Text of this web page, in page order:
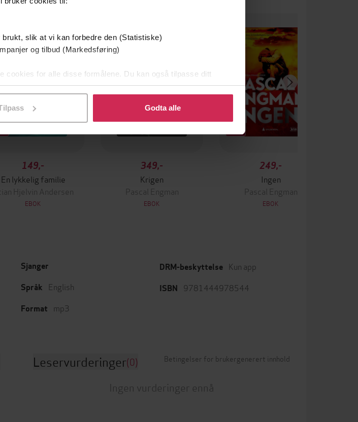
slik at vi kan forbedre den (Statistiske)
og tilbud (Markedsføring)
cookies for alle disse formålene. Du kan også tilpasse ditt
kan når som helst trekke tilbake eller endre ditt samtykke.
Godta alle
149,-
En lykkelig familie
Hjelvin Andersen
EBOK
349,-
Krigen
Pascal Engman
EBOK
249,-
Ingen
Pascal Engman
EBOK
Sjanger
Språk
English
Format mp3
DRM-beskyttelse Kun app
ISBN 9781444978544
Leservurderinger(0) Betingelser for brukergenerert innhold
Ingen vurderinger ennå